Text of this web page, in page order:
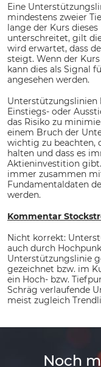
Eine
mindestens zweier
lange der Kurs
unterschreitet, gilt
wird erwartet, dass
steigt. Wenn der
kann dies als Signal
angesehen werden.
Unterstützungslinien
Einstiegs- oder
das Risiko zu
einem Bruch der
wichtig zu beachten,
halten und dass es
Aktieninvestition
immer zusammen
Fundamentaldaten
werden.
Kommentar
Nicht korrekt:
auch durch
Unterstützungslinie
gezeichnet bzw. im
ein Hoch- bzw.
Schräg verlaufende
meist zugleich
Noch